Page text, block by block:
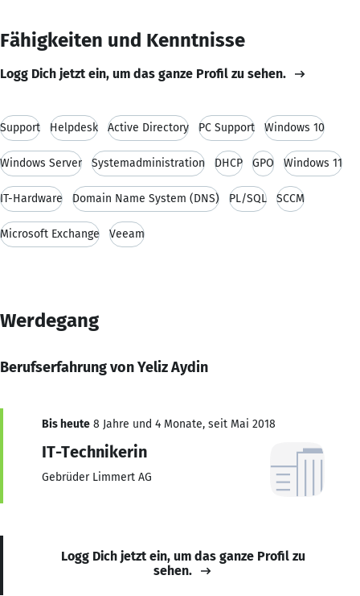
Fähigkeiten und Kenntnisse
Logg Dich jetzt ein, um das ganze Profil zu sehen.
Support Helpdesk Active Directory PC Support Windows 10
Windows Server Systemadministration DHCP GPO Windows 11
IT-Hardware Domain Name System (DNS) PL/SQL SCCM
Microsoft Exchange Veeam
Werdegang
Berufserfahrung von Yeliz Aydin
Bis heute 8 Jahre und 4 Monate, seit Mai 2018
IT-Technikerin
Gebrüder Limmert AG
Logg Dich jetzt ein, um das ganze Profil zu
sehen.